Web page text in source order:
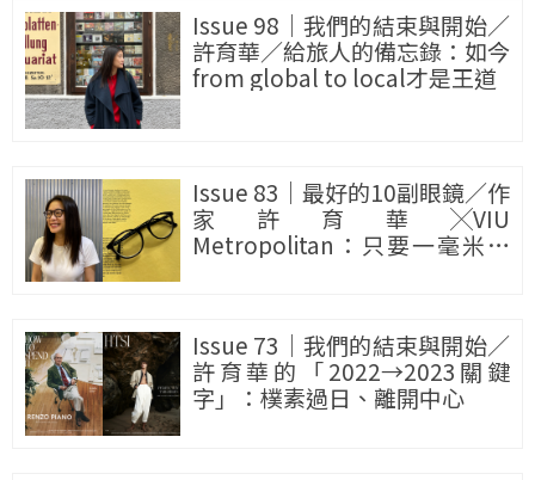
Issue 98｜我們的結束與開始／
許育華／給旅人的備忘錄：如今
from global to local才是王道
Issue 83｜最好的10副眼鏡／作
家許育華╳VIU
Metropolitan：只要一毫米差
Issue 73｜我們的結束與開始／
許育華的「2022→2023關鍵
字」：樸素過日、離開中心